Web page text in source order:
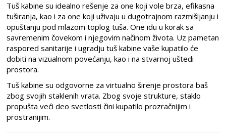
Tuš kabine su idealno rešenje za one koji vole brza, efikasna
tuširanja, kao i za one koji uživaju u dugotrajnom razmišljanju i
opuštanju pod mlazom toplog tuša. One idu u korak sa
savremenim čovekom i njegovim načinom života. Uz pametan
raspored sanitarije i ugradju tuš kabine vaše kupatilo će
dobiti na vizualnom povećanju, kao i na stvarnoj uštedi
prostora.
Tuš kabine su odgovorne za virtualno širenje prostora baš
zbog svojih staklenih vrata. Zbog svoje strukture, staklo
propušta veći deo svetlosti čini kupatilo prozračnijim i
prostranijim.